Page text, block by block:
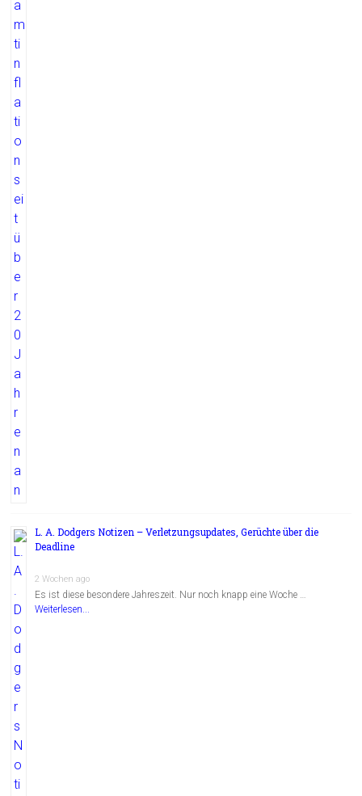
L. A. Dodgers Notizen – Verletzungsupdates, Gerüchte über die
Deadline
2 Wochen ago
Es ist diese besondere Jahreszeit. Nur noch knapp eine Woche …
Weiterlesen...